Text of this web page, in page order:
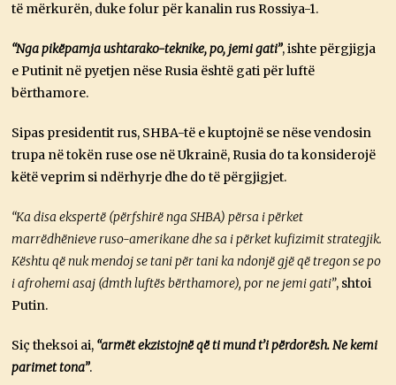
të mërkurën, duke folur për kanalin rus Rossiya-1.
“Nga pikëpamja ushtarako-teknike, po, jemi gati”, ishte përgjigja
e Putinit në pyetjen nëse Rusia është gati për luftë
bërthamore.
Sipas presidentit rus, SHBA-të e kuptojnë se nëse vendosin
trupa në tokën ruse ose në Ukrainë, Rusia do ta konsiderojë
këtë veprim si ndërhyrje dhe do të përgjigjet.
“Ka disa ekspertë (përfshirë nga SHBA) përsa i përket
marrëdhënieve ruso-amerikane dhe sa i përket kufizimit strategjik.
Kështu që nuk mendoj se tani për tani ka ndonjë gjë që tregon se po
i afrohemi asaj (dmth luftës bërthamore), por ne jemi gati”, shtoi
Putin.
Siç theksoi ai, “armët ekzistojnë që ti mund t’i përdorësh. Ne kemi
parimet tona”.